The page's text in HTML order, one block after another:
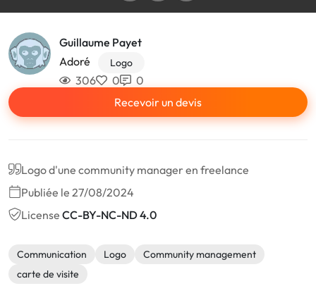
Guillaume Payet
Adoré
Logo
306 0
0
Recevoir un devis
Logo d'une community manager en freelance
Publiée le 27/08/2024
License CC-BY-NC-ND 4.0
Communication Logo
Community management
carte de visite